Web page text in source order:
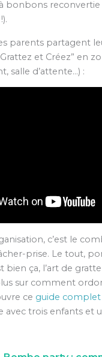
bonbons reconvertie
parents partagent
et Créez” en
salle d’attente…) :
c’est le
prise. Le tout,
bien ça, l’art de
sur comment
ce guide complet
avec trois enfants et